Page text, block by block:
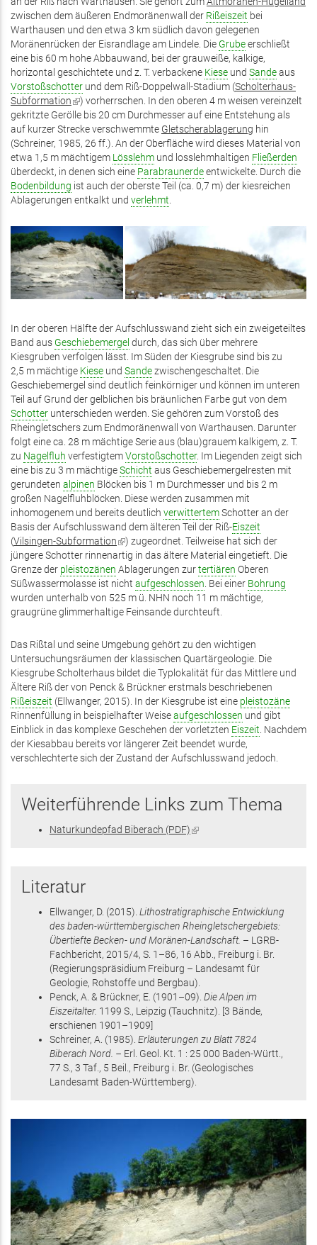
zwischen dem äußeren Endmoränenwall der Rißeiszeit bei
Warthausen und den etwa 3 km südlich davon gelegenen
Moränenrücken der Eisrandlage am Lindele. Die Grubeerschließt
eine bis 60 m hohe Abbauwand, bei der grauweiße, kalkige,
horizontal geschichtete und z. T. verbackene Kiese und Sandeaus
Vorstoßschotter und dem Riß-Doppelwall-Stadium (Scholterhaus-
Subformation(Link
ist
extern)
) vorherrschen. In den oberen 4 m weisen vereinzelt
gekritzte Gerölle bis 20 cm Durchmesser auf eine Entstehung als
auf kurzer Strecke verschwemmte Gletscherablagerung hin
(Schreiner, 1985, 26 ff.). An der Oberfläche wird dieses Material von
etwa 1,5 m mächtigem Lösslehm und losslehmhaltigen Fließerden
überdeckt, in denen sich eine Parabraunerdeentwickelte. Durch die
Bodenbildung ist auch der oberste Teil (ca. 0,7 m) der kiesreichen
Ablagerungen entkalkt und verlehmt.
In der oberen Hälfte der Aufschlusswand zieht sich ein zweigeteiltes
Band aus Geschiebemergel durch, das sich über mehrere
Kiesgruben verfolgen lässt. Im Süden der Kiesgrube sind bis zu
2,5 m mächtige Kiese und Sandezwischengeschaltet. Die
Geschiebemergel sind deutlich feinkörniger und können im unteren
Teil auf Grund der gelblichen bis bräunlichen Farbe gut von dem
Schotter unterschieden werden. Sie gehören zum Vorstoß des
Rheingletschers zum Endmoränenwall von Warthausen. Darunter
folgt eine ca. 28 m mächtige Serie aus (blau)grauem kalkigem, z. T.
zu Nagelfluh verfestigtemVorstoßschotter. Im Liegenden zeigt sich
eine bis zu 3 m mächtigeSchicht aus Geschiebemergelresten mit
gerundeten alpinen Blöcken bis 1 m Durchmesser und bis 2 m
großen Nagelfluhblöcken. Diese werden zusammen mit
inhomogenem und bereits deutlich verwittertemSchotter an der
Basis der Aufschlusswand dem älteren Teil der Riß-Eiszeit
(Vilsingen-Subformation(Link
ist
extern)
) zugeordnet. Teilweise hat sich der
jüngere Schotter rinnenartig in das ältere Material eingetieft. Die
Grenze der pleistozänen Ablagerungen zurtertiären Oberen
Süßwassermolasse ist nicht aufgeschlossen. Bei einer Bohrung
wurden unterhalb von 525 m ü. NHN noch 11 m mächtige,
graugrüne glimmerhaltige Feinsande durchteuft.
Das Rißtal und seine Umgebung gehört zu den wichtigen
Untersuchungsräumen der klassischen Quartärgeologie. Die
Kiesgrube Scholterhaus bildet die Typlokalität für das Mittlere und
Ältere Riß der von Penck & Brückner erstmals beschriebenen
Rißeiszeit (Ellwanger, 2015). In der Kiesgrube ist eine pleistozäne
Rinnenfüllung in beispielhafter Weiseaufgeschlossen und gibt
Einblick in das komplexe Geschehen der vorletzten Eiszeit. Nachdem
der Kiesabbau bereits vor längerer Zeit beendet wurde,
verschlechterte sich der Zustand der Aufschlusswand jedoch.
Weiterführende Links zum Thema
Naturkundepfad Biberach (PDF)(Link
Literatur
Ellwanger, D. (2015). Lithostratigraphische Entwicklung
des baden-württembergischen Rheingletschergebiets:
Übertiefte Becken- und Moränen-Landschaft. – LGRB-
Fachbericht, 2015/4, S. 1–86, 16 Abb., Freiburg i. Br.
(Regierungspräsidium Freiburg – Landesamt für
Geologie, Rohstoffe und Bergbau).
Penck, A. & Brückner, E. (1901 –09). Die Alpen im
Eiszeitalter. 1199 S., Leipzig (Tauchnitz). [3 Bände,
erschienen 1901–1909]
Schreiner, A. (1985). Erläuterungen zu Blatt 7824
Biberach Nord. – Erl. Geol. Kt. 1 : 25 000 Baden-Württ.,
77 S., 3 Taf., 5 Beil., Freiburg i. Br. (Geologisches
Landesamt Baden-Württemberg).